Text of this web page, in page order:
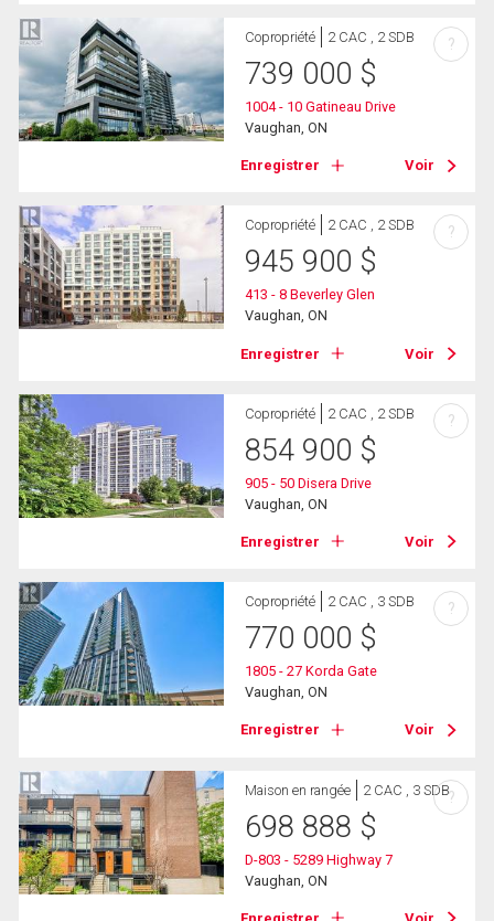
Copropriété 2 CAC , 2 SDB
739 000 $
1004 - 10 Gatineau Drive
Vaughan, ON
Enregistrer Voir
?
Copropriété 2 CAC , 2 SDB
945 900 $
413 - 8 Beverley Glen
Vaughan, ON
Enregistrer Voir
?
Copropriété 2 CAC , 2 SDB
854 900 $
905 - 50 Disera Drive
Vaughan, ON
Enregistrer Voir
?
Copropriété 2 CAC , 3 SDB
770 000 $
1805 - 27 Korda Gate
Vaughan, ON
Enregistrer Voir
?
Maison en rangée 2 CAC , 3 SDB
698 888 $
D-803 - 5289 Highway 7
Vaughan, ON
?